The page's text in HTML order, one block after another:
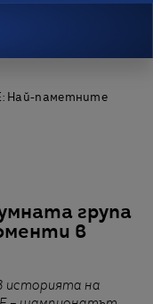
Най-паметните
група
в
историята на